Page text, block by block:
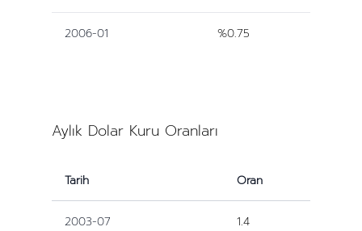
2006-01 %0.75
Aylık Dolar Kuru Oranları
Tarih Oran
2003-07 1.4